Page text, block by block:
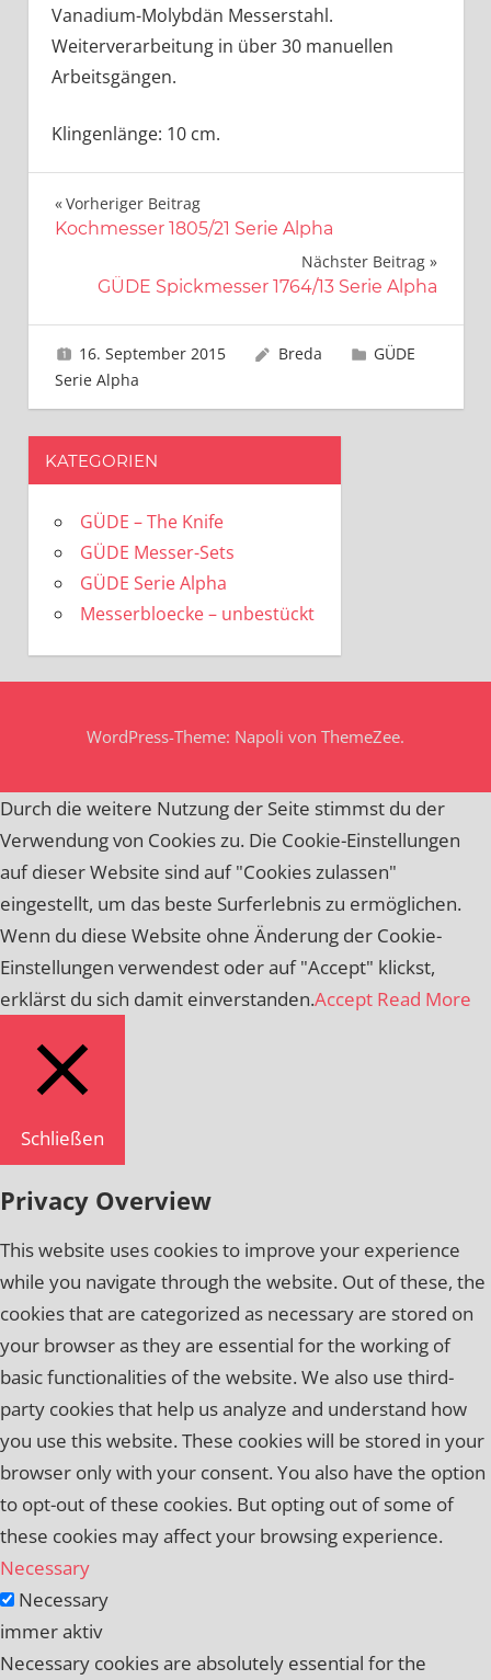
Vanadium-Molybdän Messerstahl.
Weiterverarbeitung in über 30 manuellen
Arbeitsgängen.
Klingenlänge: 10 cm.
Beitragsnavigation
Vorheriger Beitrag
Kochmesser 1805/21 Serie Alpha
Nächster Beitrag
GÜDE Spickmesser 1764/13 Serie Alpha
16. September 2015 Breda
GÜDE
Serie Alpha
KATEGORIEN
GÜDE – The Knife
GÜDE Messer-Sets
GÜDE Serie Alpha
Messerbloecke – unbestückt
WordPress-Theme: Napoli von ThemeZee.
Durch die weitere Nutzung der Seite stimmst du der
Verwendung von Cookies zu. Die Cookie-Einstellungen
auf dieser Website sind auf "Cookies zulassen"
eingestellt, um das beste Surferlebnis zu ermöglichen.
Wenn du diese Website ohne Änderung der Cookie-
Einstellungen verwendest oder auf "Accept" klickst,
erklärst du sich damit einverstanden.Accept Read More
Schließen
Privacy Overview
This website uses cookies to improve your experience
while you navigate through the website. Out of these, the
cookies that are categorized as necessary are stored on
your browser as they are essential for the working of
basic functionalities of the website. We also use third-
party cookies that help us analyze and understand how
you use this website. These cookies will be stored in your
browser only with your consent. You also have the option
to opt-out of these cookies. But opting out of some of
these cookies may affect your browsing experience.
Necessary
Necessary
immer aktiv
Necessary cookies are absolutely essential for the